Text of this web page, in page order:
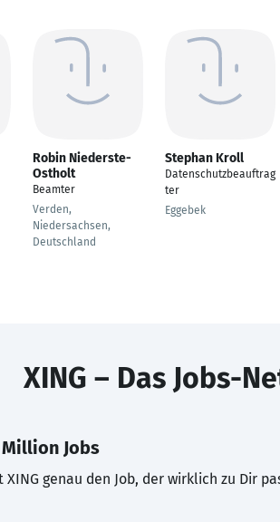
Robin Niederste-
Ostholt
Beamter
Verden,
Niedersachsen,
Deutschland
Stephan Kroll
Datenschutzbeauftrag
ter
Eggebek
XING – Das Jobs-
Jobs
XING genau den Job, der wirklich zu Dir